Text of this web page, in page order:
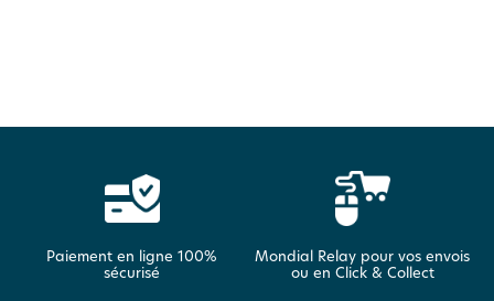
Paiement en ligne 100%
sécurisé
Mondial Relay pour vos envois
ou en Click & Collect